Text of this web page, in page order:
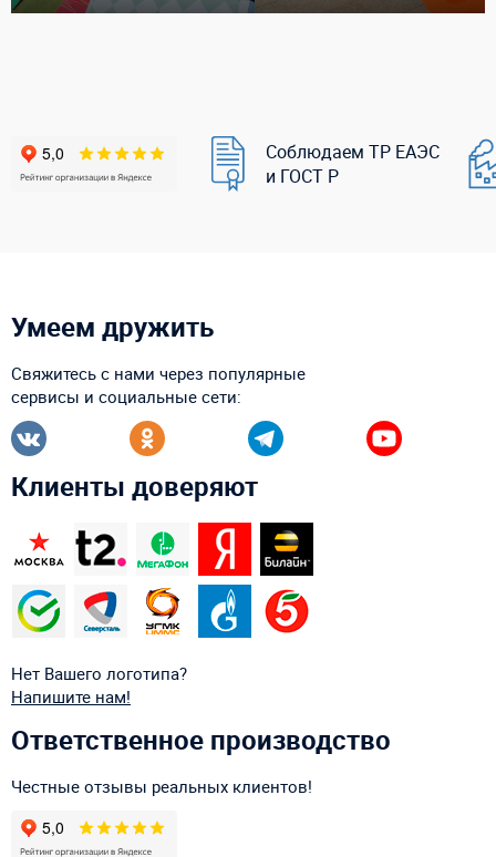
Соблюдаем ТР ЕАЭС
и ГОСТ Р
Умеем дружить
Свяжитесь с нами через популярные
сервисы и социальные сети:
Клиенты доверяют
Нет Вашего логотипа?
Напишите нам!
Ответственное производство
Честные отзывы реальных клиентов!